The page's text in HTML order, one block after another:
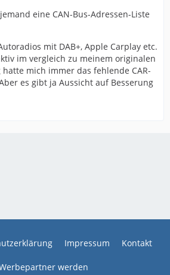
eine CAN-Bus-Adressen-Liste
mit DAB+, Apple Carplay etc.
im vergleich zu meinem originalen
hatte mich immer das fehlende CAR-
es gibt ja Aussicht auf Besserung
Impressum Kontakt
werden